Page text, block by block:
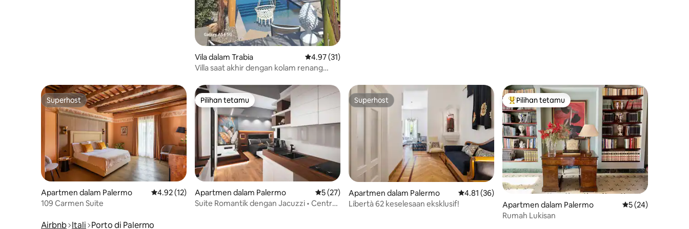
Vila dalam Trabia Penarafan purata 4.97 daripada 5, 31 ulasan
4.97 (31)
Villa saat akhir dengan kolam renang
Superhost
Superhost
Apartmen dalam Palermo Penarafan purata 4.92 daripada 5, 12 ulasan
4.92 (12)
109 Carmen Suite
Pilihan tetamu
Pilihan tetamu
Apartmen dalam Palermo Penarafan purata 5 daripada 5, 27 ulasan
5 (27)
Suite Romantik dengan Jacuzzi • Centro
Superhost
Superhost
Apartmen dalam Palermo Penarafan purata 4.81 daripada 5, 36 ulasan
4.81 (36)
Libertà 62 keselesaan eksklusif!
Pilihan utama tetamu
Pilihan tetamu
Apartmen dalam Palermo Penarafan purata
5 (24)
Rumah Lukisan
Airbnb Itali Porto di Palermo